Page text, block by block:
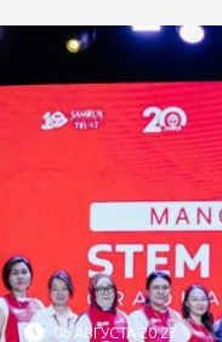
06 АВГУСТА 20:27